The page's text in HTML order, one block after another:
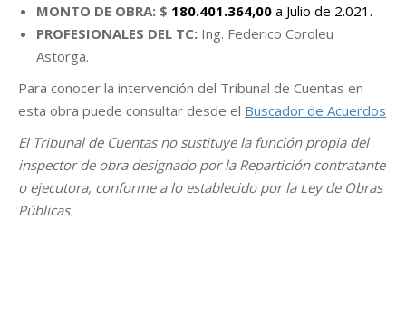
MONTO DE OBRA: $ 180.401.364,00 a Julio de 2.021.
PROFESIONALES DEL TC: Ing. Federico Coroleu
Astorga.
Para conocer la intervención del Tribunal de Cuentas en
esta obra puede consultar desde el Buscador de Acuerdos
El Tribunal de Cuentas no sustituye la función propia del
inspector de obra designado por la Repartición contratante
o ejecutora, conforme a lo establecido por la Ley de Obras
Públicas.